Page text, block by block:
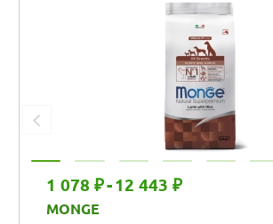
1 078 ₽-12 443 ₽
MONGE